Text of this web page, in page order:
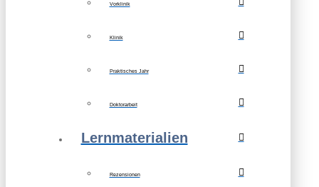
Vorklinik
Klinik
Praktisches Jahr
Doktorarbeit
Lernmaterialien
Rezensionen